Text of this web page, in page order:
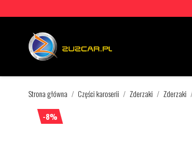
Strona główna Części karoserii Zderzaki Zderzaki
-8%